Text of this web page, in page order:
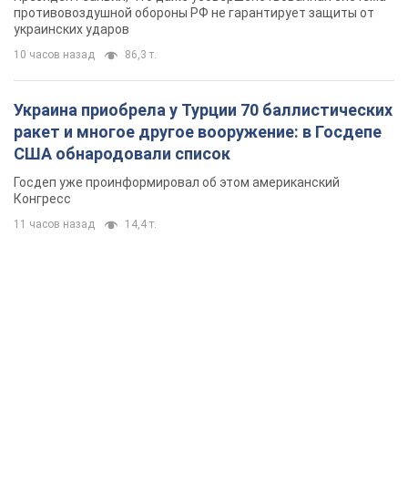
противовоздушной обороны РФ не гарантирует защиты от
украинских ударов
10 часов назад 86,3 т.
Украина приобрела у Турции 70 баллистических
ракет и многое другое вооружение: в Госдепе
США обнародовали список
Госдеп уже проинформировал об этом американский
Конгресс
11 часов назад 14,4 т.